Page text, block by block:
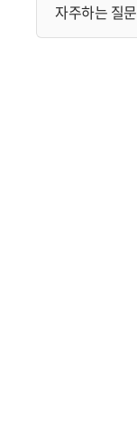
자주하는 질문